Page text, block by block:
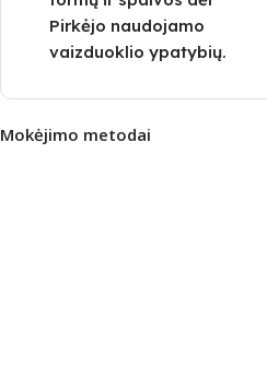
Pirkėjo naudojamo
vaizduoklio ypatybių.
Mokėjimo metodai